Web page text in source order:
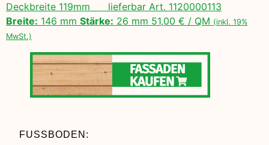
Deckbreite 119mm lieferbar Art. 1120000113
Breite: 146 mm Stärke: 26 mm 51,00 € / QM (inkl. 19%
MwSt.)
FUSSBODEN: